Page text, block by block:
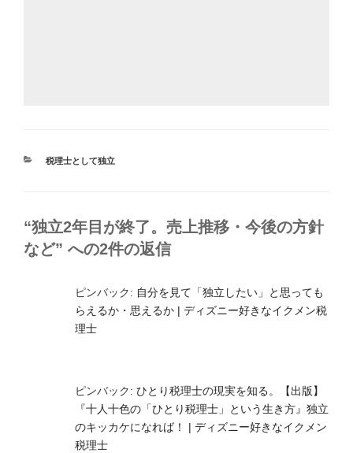
カ
税理士として独立
“独立2年目が終了。売上推移・今後の方針
など” への2件の返信
ピンバック: 自分を見て「独立したい」と思っても
らえるか・思えるか | ディズニー好きなイクメン税
理士
ピンバック: ひとり税理士の現実を知る。【出版】
『十人十色の「ひとり税理士」という生き方』独立
のキッカケになれば！ | ディズニー好きなイクメン
税理士